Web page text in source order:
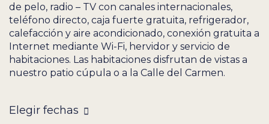
de pelo, radio – TV con canales internacionales,
teléfono directo, caja fuerte gratuita, refrigerador,
calefacción y aire acondicionado, conexión gratuita a
Internet mediante Wi-Fi, hervidor y servicio de
habitaciones. Las habitaciones disfrutan de vistas a
nuestro patio cúpula o a la Calle del Carmen.
Elegir fechas